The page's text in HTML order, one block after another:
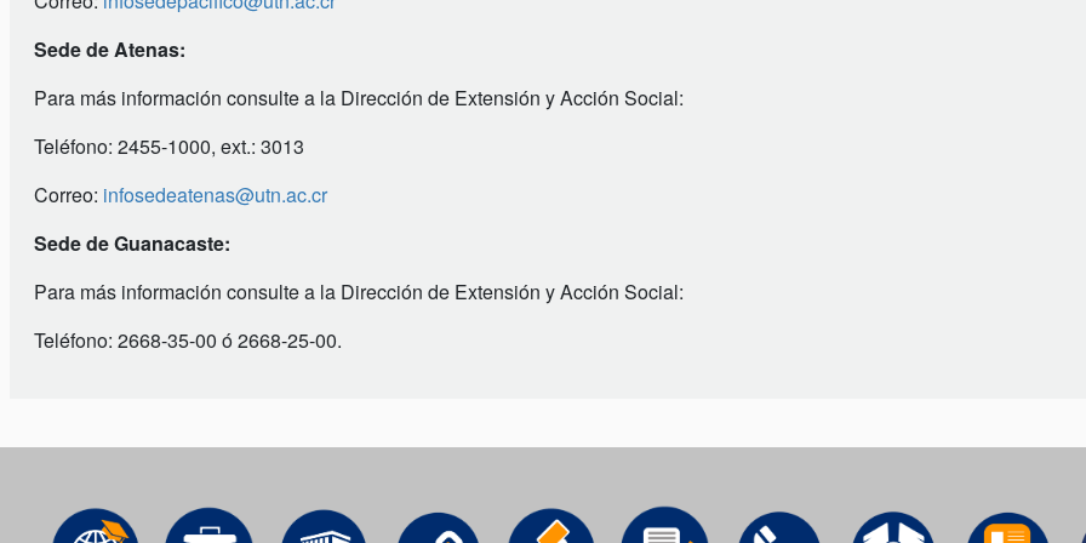
Sede de Atenas:
Para más información consulte a la Dirección de Extensión y Acción Social:
Teléfono: 2455-1000, ext.: 3013
Correo: infosedeatenas@utn.ac.cr
Sede de Guanacaste:
Para más información consulte a la Dirección de Extensión y Acción Social:
Teléfono: 2668-35-00 ó 2668-25-00.